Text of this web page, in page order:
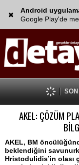
Android
Google Play'de
AKEL: ÇÖZÜM
AKEL, BM
beklendiğini
Hristodulidis’in olası